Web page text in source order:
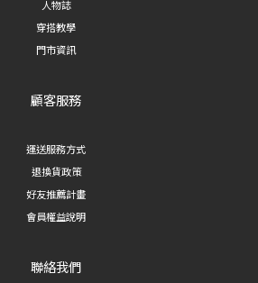
人物誌
穿搭教學
門市資訊
顧客服務
運送服務方式
退換貨政策
好友推薦計畫
會員權益說明
聯絡我們